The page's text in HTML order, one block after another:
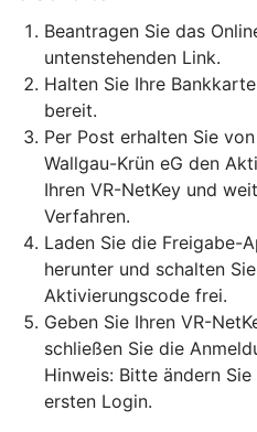
Beantragen Sie das
untenstehenden Link.
Halten Sie Ihre
bereit.
Per Post erhalten Sie
Wallgau-Krün eG den
Ihren VR-NetKey und
Verfahren.
Laden Sie die Freigabe-
herunter und schalten
Aktivierungscode frei.
Geben Sie Ihren VR-
schließen Sie die
Hinweis: Bitte ändern
ersten Login.